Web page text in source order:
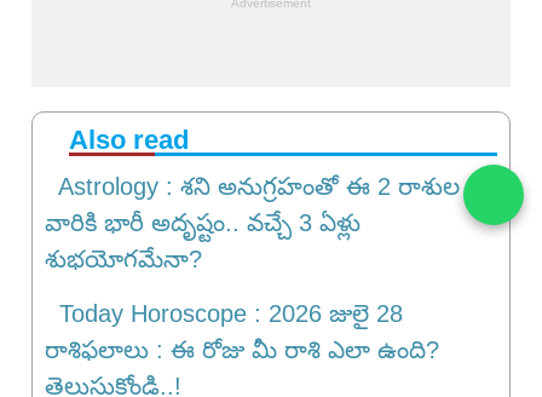
Also read
Astrology : శని అనుగ్రహంతో ఈ 2 రాశుల
వారికి భారీ అదృష్టం.. వచ్చే 3 ఏళ్లు
శుభయోగమేనా?
Today Horoscope : 2026 జులై 28
రాశిఫలాలు : ఈ రోజు మీ రాశి ఎలా ఉంది?
తెలుసుకోండి..!